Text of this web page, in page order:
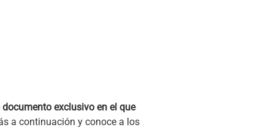
exclusivo en el que
a continuación y conoce a los